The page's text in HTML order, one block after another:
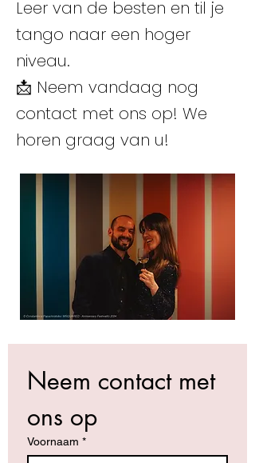
Leer van de besten en til je
tango naar een hoger
niveau.
📩 Neem vandaag nog
contact met ons op! We
horen graag van u!
Neem contact met
ons op
Voornaam *